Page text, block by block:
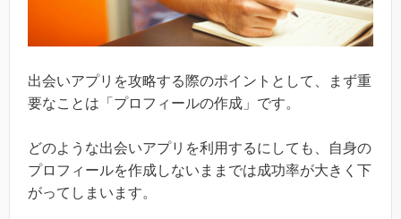
出会いアプリを攻略する際のポイントとして、まず重
要なことは「プロフィールの作成」です。
どのような出会いアプリを利用するにしても、自身の
プロフィールを作成しないままでは成功率が大きく下
がってしまいます。